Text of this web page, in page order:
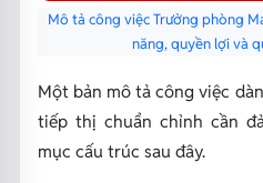
Mô tả công việc Trưởng phòng
năng, quyền lợi và
Một bản mô tả công việc
tiếp thị chuẩn chỉnh cần
mục cấu trúc sau đây.